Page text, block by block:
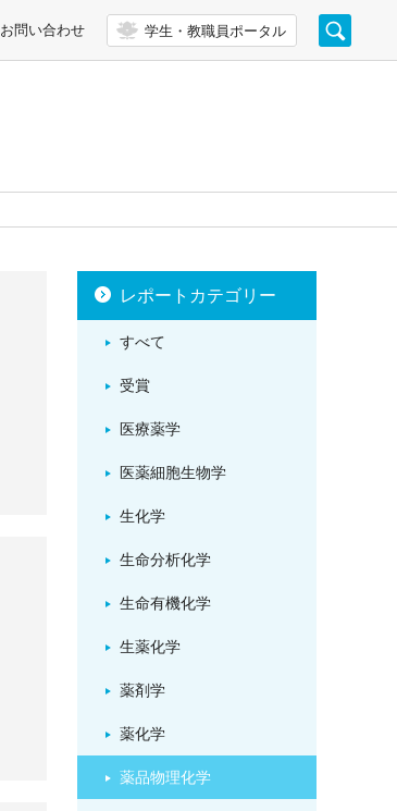
レポートカテゴリー
すべて
受賞
医療薬学
医薬細胞生物学
生化学
生命分析化学
生命有機化学
生薬化学
薬剤学
薬化学
薬品物理化学
お問い合わせ 学生・教職員ポータル